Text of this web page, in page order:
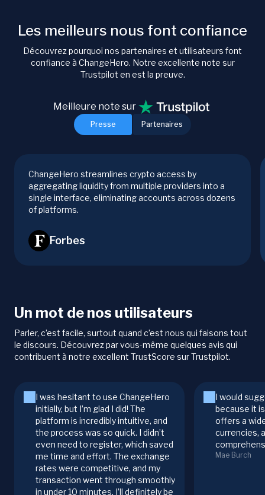
Les meilleurs nous font confiance
Découvrez pourquoi nos partenaires et utilisateurs font
confiance à ChangeHero. Notre excellente note sur
Trustpilot en est la preuve.
Presse Partenaires
Meilleure note sur
ChangeHero streamlines crypto access by
aggregating liquidity from multiple providers into a
single interface, eliminating accounts across dozens
of platforms.
Forbes
Un mot de nos utilisateurs
Parler, c’est facile, surtout quand c’est nous qui faisons tout
le discours. Découvrez par vous-même quelques avis qui
contribuent à notre excellent TrustScore sur Trustpilot.
I was hesitant to use ChangeHero
initially, but I’m glad I did! The
platform is incredibly intuitive, and
the process was so quick. I didn’t
even need to register, which saved
me time and effort. The exchange
rates were competitive, and my
transaction went through smoothly
in under 10 minutes. I’ll definitely be
I would
because it
offers a
currencies,
Mae Burch